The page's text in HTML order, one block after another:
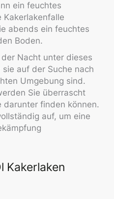
ein feuchtes
Kakerlakenfalle
abends ein feuchtes
Boden.
Nacht unter dieses
auf der Suche nach
Umgebung sind.
Sie überrascht
darunter finden können.
auf, um eine
Kakerlaken